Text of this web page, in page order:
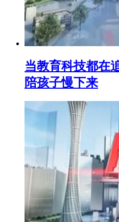
当教育科技都在
陪孩子慢下来